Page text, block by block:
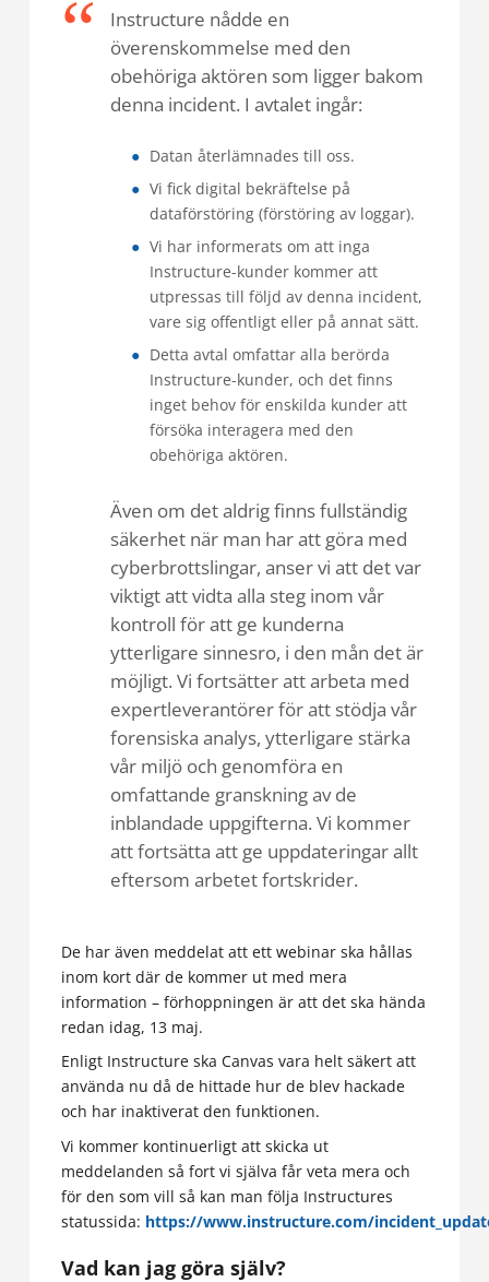
Instructure nådde en
överenskommelse med den
obehöriga aktören som ligger bakom
denna incident. I avtalet ingår:
Datan återlämnades till oss.
Vi fick digital bekräftelse på
dataförstöring (förstöring av loggar).
Vi har informerats om att inga
Instructure-kunder kommer att
utpressas till följd av denna incident,
vare sig offentligt eller på annat sätt.
Detta avtal omfattar alla berörda
Instructure-kunder, och det finns
inget behov för enskilda kunder att
försöka interagera med den
obehöriga aktören.
Även om det aldrig finns fullständig
säkerhet när man har att göra med
cyberbrottslingar, anser vi att det var
viktigt att vidta alla steg inom vår
kontroll för att ge kunderna
ytterligare sinnesro, i den mån det är
möjligt. Vi fortsätter att arbeta med
expertleverantörer för att stödja vår
forensiska analys, ytterligare stärka
vår miljö och genomföra en
omfattande granskning av de
inblandade uppgifterna. Vi kommer
att fortsätta att ge uppdateringar allt
eftersom arbetet fortskrider.
De har även meddelat att ett webinar ska hållas
inom kort där de kommer ut med mera
information – förhoppningen är att det ska hända
redan idag, 13 maj.
Enligt Instructure ska Canvas vara helt säkert att
använda nu då de hittade hur de blev hackade
och har inaktiverat den funktionen.
Vi kommer kontinuerligt att skicka ut
meddelanden så fort vi själva får veta mera och
för den som vill så kan man följa Instructures
statussida: https://www.instructure.com/
Vad kan jag göra själv?